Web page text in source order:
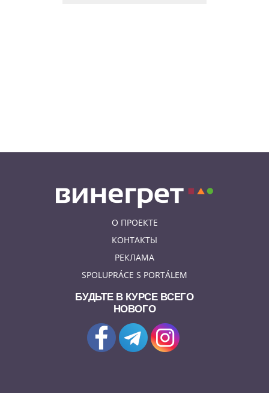
О ПРОЕКТЕ
КОНТАКТЫ
РЕКЛАМА
SPOLUPRÁCE S PORTÁLEM
БУДЬТЕ В КУРСЕ ВСЕГО
НОВОГО